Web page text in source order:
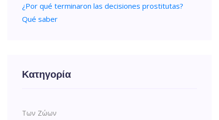
¿Por qué terminaron las decisiones prostitutas?
Qué saber
Κατηγορία
Των Ζώων